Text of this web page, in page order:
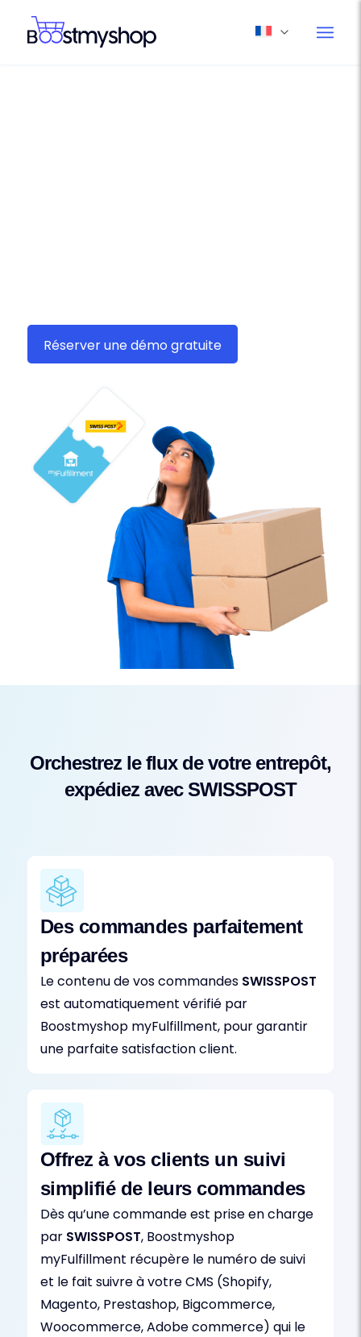
Réserver une démo gratuite
Orchestrez le flux de votre entrepôt,
expédiez avec SWISSPOST
Des commandes parfaitement
préparées
Le contenu de vos commandes SWISSPOST
est automatiquement vérifié par
Boostmyshop myFulfillment, pour garantir
une parfaite satisfaction client.
Offrez à vos clients un suivi
simplifié de leurs commandes
Dès qu’une commande est prise en charge
par SWISSPOST, Boostmyshop
myFulfillment récupère le numéro de suivi
et le fait suivre à votre CMS (Shopify,
Magento, Prestashop, Bigcommerce,
Woocommerce, Adobe commerce) qui le